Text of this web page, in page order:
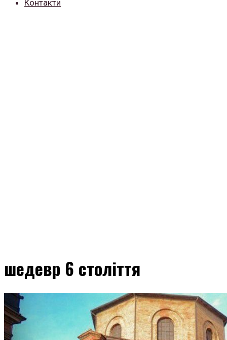
Контакти
шедевр 6 століття